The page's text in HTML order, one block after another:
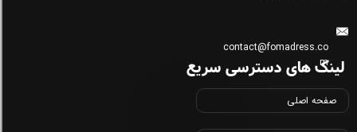
contact@fomadress.co
m
لینک های دسترسی سریع
صفحه اصلی